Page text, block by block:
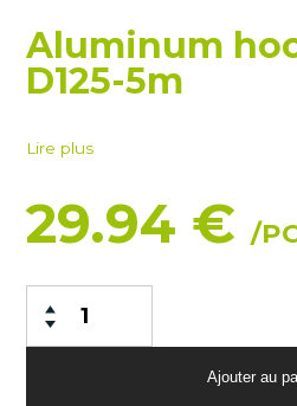
Aluminum
D125-5m
Lire plus
29.94 €/